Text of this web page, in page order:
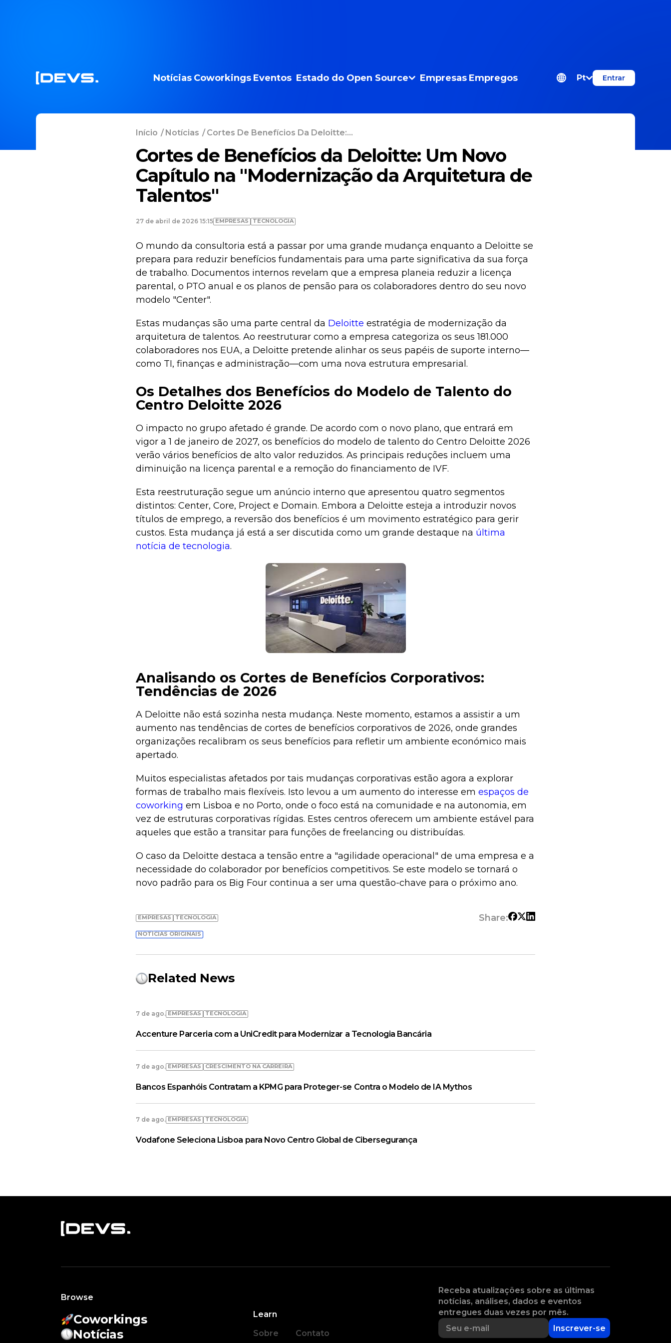
Notícias Coworkings Eventos Estado do Open Source Empresas Empregos Pt Entrar
Início /Notícias / Cortes De Benefícios Da Deloitte:...
Cortes de Benefícios da Deloitte: Um Novo
Capítulo na "Modernização da Arquitetura de
Talentos"
27 de abril de 2026 15:15 EMPRESAS TECNOLOGIA
O mundo da consultoria está a passar por uma grande mudança enquanto a Deloitte se
prepara para reduzir benefícios fundamentais para uma parte significativa da sua força
de trabalho. Documentos internos revelam que a empresa planeia reduzir a licença
parental, o PTO anual e os planos de pensão para os colaboradores dentro do seu novo
modelo "Center".
Estas mudanças são uma parte central da Deloitte estratégia de modernização da
arquitetura de talentos. Ao reestruturar como a empresa categoriza os seus 181.000
colaboradores nos EUA, a Deloitte pretende alinhar os seus papéis de suporte interno—
como TI, finanças e administração—com uma nova estrutura empresarial.
Os Detalhes dos Benefícios do Modelo de Talento do
Centro Deloitte 2026
O impacto no grupo afetado é grande. De acordo com o novo plano, que entrará em
vigor a 1 de janeiro de 2027, os benefícios do modelo de talento do Centro Deloitte 2026
verão vários benefícios de alto valor reduzidos. As principais reduções incluem uma
diminuição na licença parental e a remoção do financiamento de IVF.
Esta reestruturação segue um anúncio interno que apresentou quatro segmentos
distintos: Center, Core, Project e Domain. Embora a Deloitte esteja a introduzir novos
títulos de emprego, a reversão dos benefícios é um movimento estratégico para gerir
custos. Esta mudança já está a ser discutida como um grande destaque na última
notícia de tecnologia.
Analisando os Cortes de Benefícios Corporativos:
Tendências de 2026
A Deloitte não está sozinha nesta mudança. Neste momento, estamos a assistir a um
aumento nas tendências de cortes de benefícios corporativos de 2026, onde grandes
organizações recalibram os seus benefícios para refletir um ambiente económico mais
apertado.
Muitos especialistas afetados por tais mudanças corporativas estão agora a explorar
formas de trabalho mais flexíveis. Isto levou a um aumento do interesse em espaços de
coworking em Lisboa e no Porto, onde o foco está na comunidade e na autonomia, em
vez de estruturas corporativas rígidas. Estes centros oferecem um ambiente estável para
aqueles que estão a transitar para funções de freelancing ou distribuídas.
O caso da Deloitte destaca a tensão entre a "agilidade operacional" de uma empresa e a
necessidade do colaborador por benefícios competitivos. Se este modelo se tornará o
novo padrão para os Big Four continua a ser uma questão-chave para o próximo ano.
EMPRESAS TECNOLOGIA Share:
NOTÍCIAS ORIGINAIS
Related News
7 de ago. EMPRESAS TECNOLOGIA
Accenture Parceria com a UniCredit para Modernizar a Tecnologia Bancária
7 de ago. EMPRESAS CRESCIMENTO NA CARREIRA
Bancos Espanhóis Contratam a KPMG para Proteger-se Contra o Modelo de IA Mythos
7 de ago. EMPRESAS TECNOLOGIA
Vodafone Seleciona Lisboa para Novo Centro Global de Cibersegurança
Browse
Coworkings
Notícias
Learn
Sobre
Contato
Receba atualizações sobre as últimas
notícias, análises, dados e eventos
entregues duas vezes por mês.
Inscrever-se